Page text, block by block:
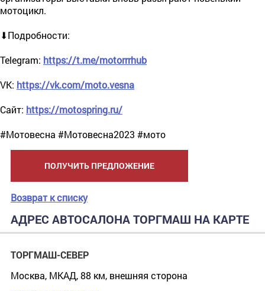
мотоцикл.
⬇Подробности:
Telegram: https://t.me/motorrrhub
VK: https://vk.com/moto.vesna
Сайт: https://motospring.ru/
#Мотовесна #Мотовесна2023 #мото
ПОЛУЧИТЬ ПРЕДЛОЖЕНИЕ
Возврат к списку
АДРЕС АВТОСАЛОНА ТОРГМАШ НА КАРТЕ
ТОРГМАШ-СЕВЕР
Москва, МКАД, 88 км, внешняя сторона